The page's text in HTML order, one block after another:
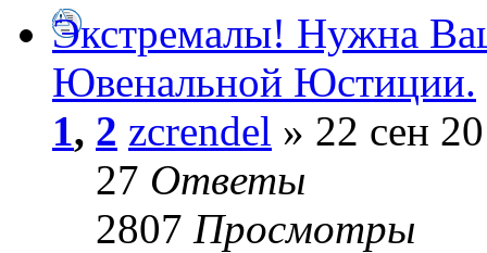
Экстремалы! Нужна
Ювенальной Юстиции.
1, 2 zcrendel » 22 сен
27 Ответы
2807 Просмотры